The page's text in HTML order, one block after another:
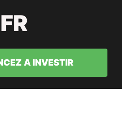
A INVESTIR